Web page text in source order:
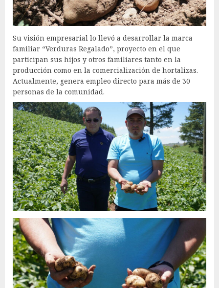
Su visión empresarial lo llevó a desarrollar la marca
familiar “Verduras Regalado”, proyecto en el que
participan sus hijos y otros familiares tanto en la
producción como en la comercialización de hortalizas.
Actualmente, genera empleo directo para más de 30
personas de la comunidad.